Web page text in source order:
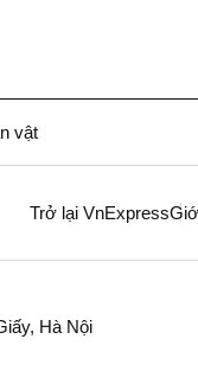
vật
Trở lại VnExpress
Hà Nội